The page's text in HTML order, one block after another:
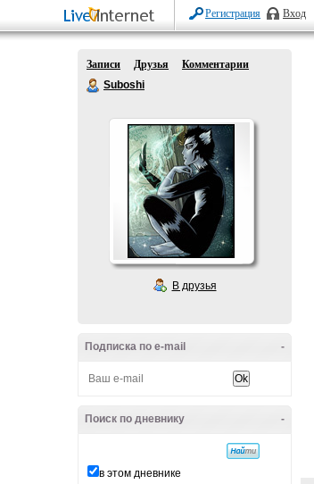
Регистрация Вход
Записи Друзья
Комментарии
Suboshi
В друзья
-
Подписка по e-mail
-
Поиск по дневнику
в этом дневнике